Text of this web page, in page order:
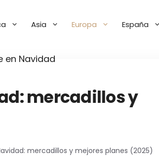
Asia Europa España
mercadillos y
mercadillos y mejores planes (2025)